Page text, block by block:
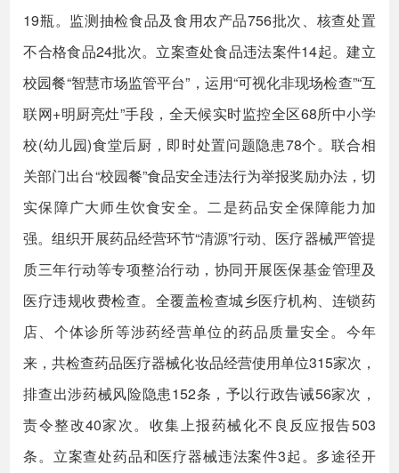
19瓶。监测抽检食品及食用农产品756批次、核查处置
不合格食品24批次。立案查处食品违法案件14起。建立
校园餐“智慧市场监管平台”，运用“可视化非现场检查”“互
联网+明厨亮灶”手段，全天候实时监控全区68所中小学
校(幼儿园)食堂后厨，即时处置问题隐患78个。联合相
关部门出台“校园餐”食品安全违法行为举报奖励办法，切
实保障广大师生饮食安全。二是药品安全保障能力加
强。组织开展药品经营环节“清源”行动、医疗器械严管提
质三年行动等专项整治行动，协同开展医保基金管理及
医疗违规收费检查。全覆盖检查城乡医疗机构、连锁药
店、个体诊所等涉药经营单位的药品质量安全。今年
来，共检查药品医疗器械化妆品经营使用单位315家次，
排查出涉药械风险隐患152条，予以行政告诫56家次，
责令整改40家次。收集上报药械化不良反应报告503
条。立案查处药品和医疗器械违法案件3起。多途径开